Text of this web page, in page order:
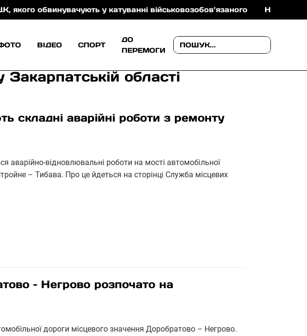
у катуванні військовозобов’язаного На Ужгородщині
ВІДЕО СПОРТ
ДО
ПЕРЕМОГИ
області
складні аварійні роботи з ремонту
аварійно-відновлювальні роботи на мості автомобільної
– Тибава. Про це йдеться на сторінці Служба місцевих
– Негрово розпочато на
дороги місцевого значення Доробратово – Негрово.